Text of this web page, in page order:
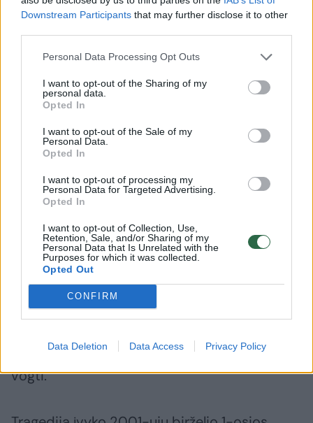
Downstream Participants that may further disclose it to other
Personal Data Processing Opt Outs
I want to opt-out of the Sharing of my
personal data.
Opted In
I want to opt-out of the Sale of my
Personal Data.
Opted In
I want to opt-out of processing my
Personal Data for Targeted Advertising.
Opted In
I want to opt-out of Collection, Use,
Retention, Sale, and/or Sharing of my
Personal Data that Is Unrelated with the
Purposes for which it was collected.
Opted Out
CONFIRM
Data Deletion Data Access Privacy Policy
Daugiau nuotraukų (3)
Kretingalės pagrindinės mokyklos moksleivio
keturiolikmečio Manto P., kuris žuvo nuo
J.Selenio smūgių metaliniu strypu, tėvas
teisiamajam prašė mirties bausmės, o
prokurorė – 14 metų nelaisvės.
pasveiko ir teisme stengėsi paneigti, kad ėjo
vogti.